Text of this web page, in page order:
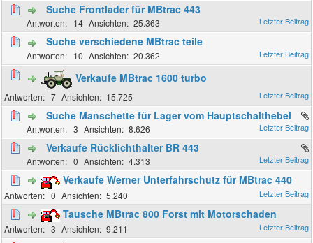
Suche Frontlader für MBtrac 443
14 25.363
Suche verschiedene MBtrac teile
10 20.362
Verkaufe MBtrac 1600 turbo
7 15.725
Suche Manschette für Lager vom Hauptschalthebel
3 8.626
Verkaufe Rücklichthalter BR 443
0 4.313
Verkaufe Werner Unterfahrschutz für MBtrac 440
0 5.240
Tausche MBtrac 800 Forst mit Motorschaden
3 9.211